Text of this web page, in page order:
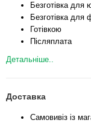
Безготівка для
Безготівка для
Готівкою
Післяплата
Детальніше..
Доставка
Самовивіз із